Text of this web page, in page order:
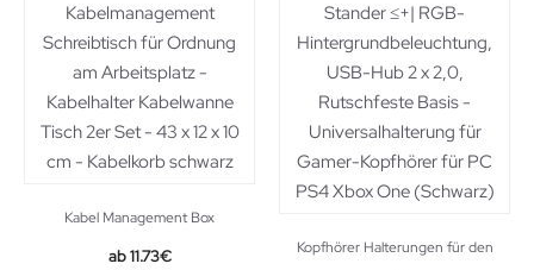
Kabel Management Box
Original
11.73€Current
Kopfhörer Halterungen für den